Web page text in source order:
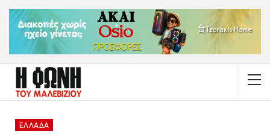
ΕΛΛΆΔΑ